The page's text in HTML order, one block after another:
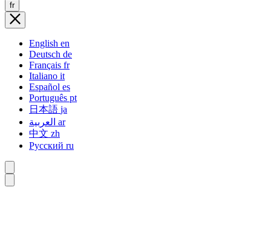
fr
English en
Deutsch de
Français fr
Italiano it
Español es
Português pt
日本語 ja
ar
中文 zh
Русский ru